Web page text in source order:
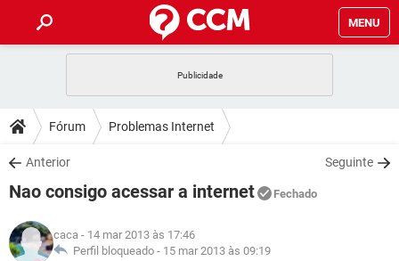
MENU
CELULAR FACEBOOK
OUTLOOK
INSTAGRAM GMAIL
GUIA DE COMPRAS
DICAS
JOGOS WHATSAPP
INSTAGRAM
DOWNLOADS
JOGOS WHATSAPP
CELULAR
OUTLOOK EXCEL
JOGOS
GLOSSÁRIO
Fórum Problemas Internet
Anterior Seguinte
Nao consigo acessar a internet Fechado
caca - 14 mar 2013 às 17:46
Perfil bloqueado - 15 mar 2013 às 09:19